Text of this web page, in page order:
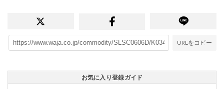
URLをコピー
お気に入り登録ガイド